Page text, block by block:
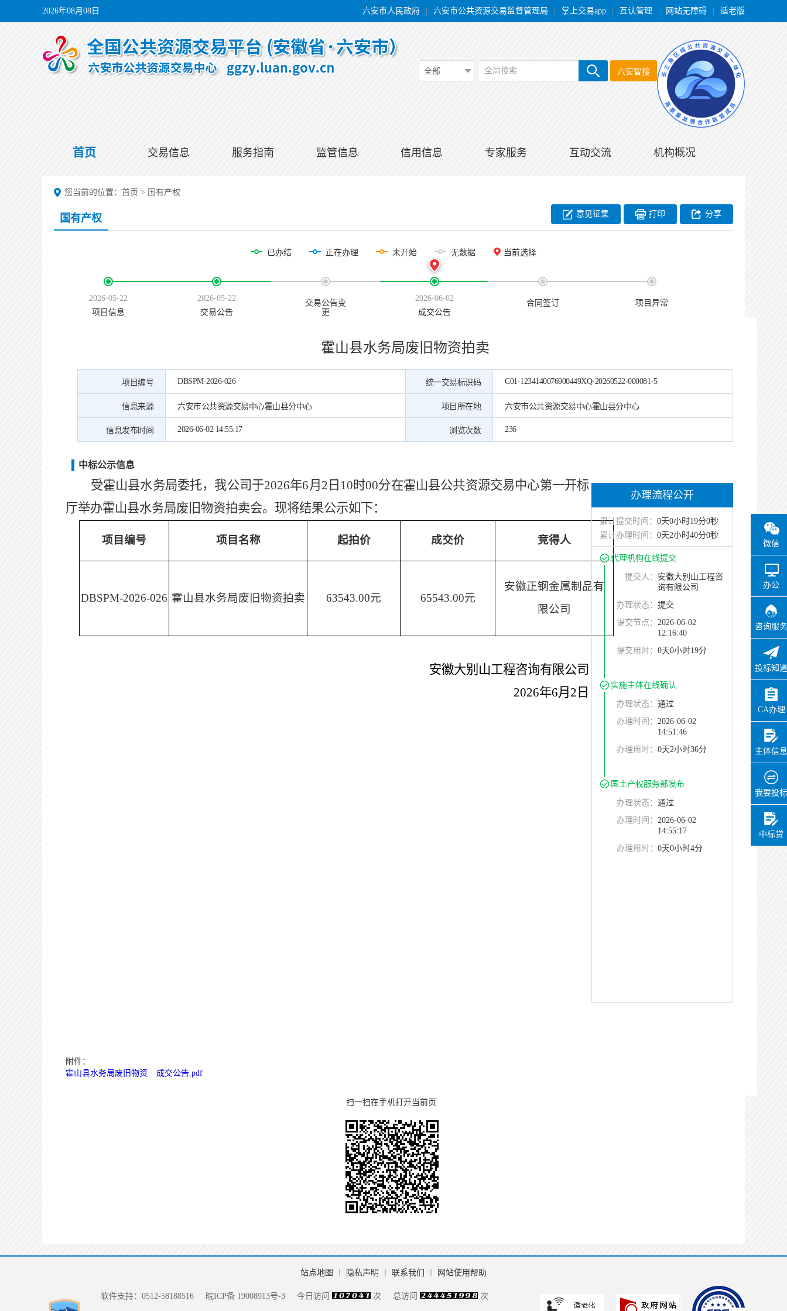
2026年08月08日 六安市人民政府 六安市公共资源交易监督管理局 掌上交易app 互认管理 网站无障碍 适老版
全部 全局搜索 六安智搜
首页 交易信息 服务指南 监管信息 信用信息 专家服务 互动交流 机构概况
微信
办公
咨询服务
投标知道
CA办理
主体信息
我要投标
中标贷
您当前的位置： 首页 > 国有产权
国有产权 意见征集 分享
打印
已办结 正在办理 未开始 无数据 当前选择
2026-05-22
项目信息
2026-05-22
交易公告
交易公告变
更
2026-06-02
成交公告
合同签订 项目异常
霍山县水务局废旧物资拍卖
项目编号 DBSPM-2026-026 统一交易标识码 C01-1234140076900449XQ-20260522-000081-5
信息来源 六安市公共资源交易中心霍山县分中心 项目所在地 六安市公共资源交易中心霍山县分中心
信息发布时间 2026-06-02 14:55:17 浏览次数 236
中标公示信息
受霍山县水务局委托，我公司于2026年6月2日10时00分在霍山县公共资源交易中心第一开标
厅举办霍山县水务局废旧物资拍卖会。现将结果公示如下：
项目编号 项目名称 起拍价 成交价 竞得人
DBSPM-2026-026 霍山县水务局废旧物资拍卖 63543.00元 65543.00元
安徽正钢金属制品有
限公司
安徽大别山工程咨询有限公司
2026年6月2日
办理流程公开
累计提交时间： 0天0小时19分0秒
累计办理时间： 0天2小时40分0秒
代理机构在线提交
提交人： 安徽大别山工程咨
询有限公司
办理状态： 提交
提交节点： 2026-06-02
12:16:40
提交用时： 0天0小时19分
实施主体在线确认
办理状态： 通过
办理时间： 2026-06-02
14:51:46
办理用时： 0天2小时36分
国土产权服务部发布
办理状态： 通过
办理时间： 2026-06-02
14:55:17
办理用时： 0天0小时4分
附件：
霍山县水务局废旧物资···成交公告.pdf
扫一扫在手机打开当前页
站点地图 隐私声明 联系我们 网站使用帮助
软件支持：0512-58188516 皖ICP备 19008913号-3 今日访问 次 总访问 次